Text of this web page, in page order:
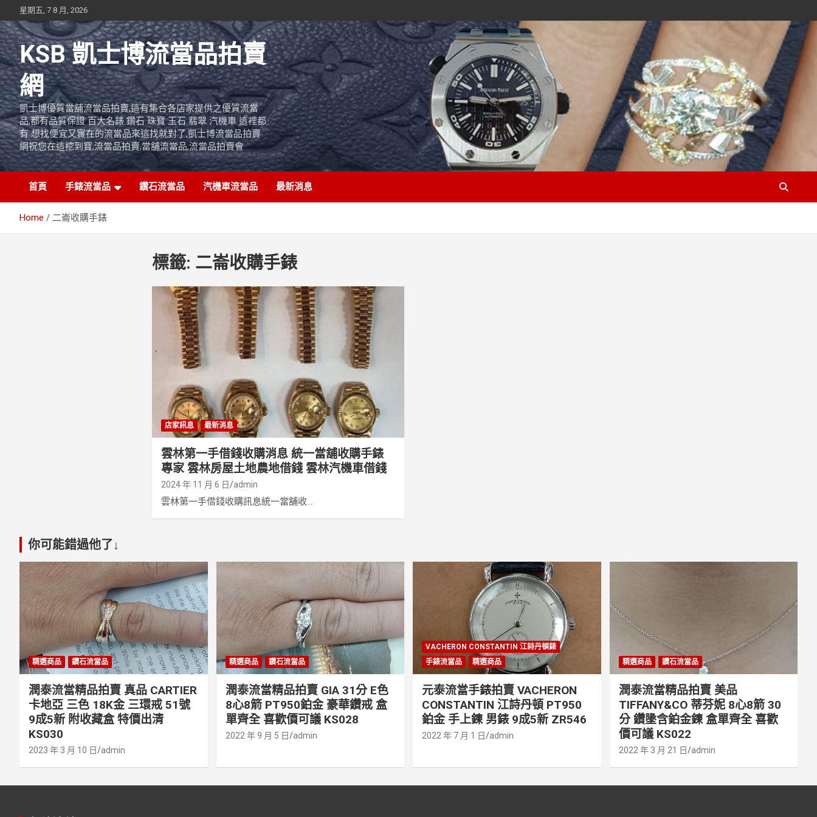
to
content
星期五, 7 8 月, 2026
KSB 凱士博流當品拍賣
網
凱士博優質當舖流當品拍賣,這有集合各店家提供之優質流當
品,都有品質保證 百大名錶 鑽石 珠寶 玉石 翡翠 汽機車 這裡都
有 想找便宜又實在的流當品來這找就對了,凱士博流當品拍賣
網祝您在這挖到寶,流當品拍賣,當舖流當品,流當品拍賣會
首頁 手錶流當品 鑽石流當品 汽機車流當品 最新消息
Home 二崙收購手錶
標籤: 二崙收購手錶
店家訊息 最新消息
雲林第一手借錢收購消息 統一當舖收購手錶
專家 雲林房屋土地農地借錢 雲林汽機車借錢
2024 年 11 月 6 日 admin
雲林第一手借錢收購訊息統一當舖收...
你可能錯過他了↓
精選商品 鑽石流當品
潤泰流當精品拍賣 真品 CARTIER
卡地亞 三色 18K金 三環戒 51號
9成5新 附收藏盒 特價出清
KS030
2023 年 3 月 10 日 admin
精選商品 鑽石流當品
潤泰流當精品拍賣 GIA 31分 E色
8心8箭 PT950鉑金 豪華鑽戒 盒
單齊全 喜歡價可議 KS028
2022 年 9 月 5 日 admin
VACHERON CONSTANTIN 江詩丹頓錶
手錶流當品
精選商品
元泰流當手錶拍賣 VACHERON
CONSTANTIN 江詩丹頓 PT950
鉑金 手上鍊 男錶 9成5新 ZR546
2022 年 7 月 1 日 admin
精選商品 鑽石流當品
潤泰流當精品拍賣 美品
TIFFANY&CO 蒂芬妮 8心8箭 30
分 鑽墬含鉑金鍊 盒單齊全 喜歡
價可議 KS022
2022 年 3 月 21 日 admin